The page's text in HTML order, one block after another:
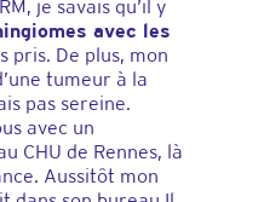
je savais qu’il y
avec les
pris. De plus, mon
tumeur à la
pas sereine.
avec un
CHU de Rennes, là
Aussitôt mon